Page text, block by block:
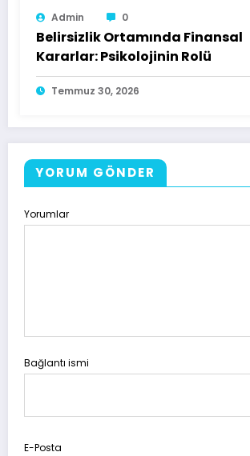
Admin 0
Belirsizlik Ortamında Finansal
Kararlar: Psikolojinin Rolü
Temmuz 30, 2026
YORUM GÖNDER
Yorumlar
Bağlantı ismi
E-Posta